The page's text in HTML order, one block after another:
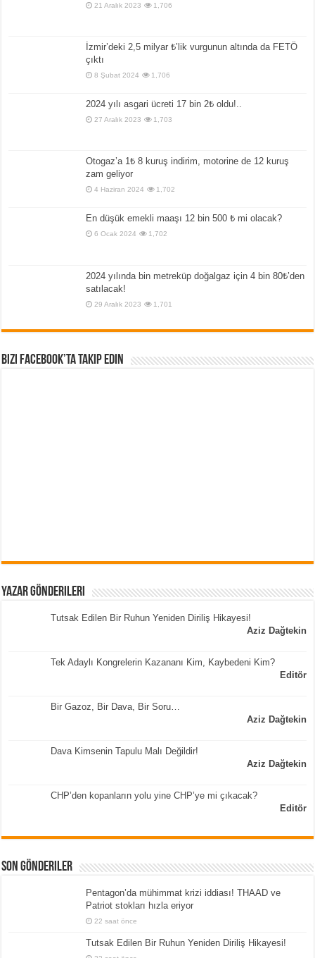
21 Aralık 2023 1,706
İzmir’deki 2,5 milyar ₺’lik vurgunun altında da FETÖ
çıktı
8 Şubat 2024 1,706
2024 yılı asgari ücreti 17 bin 2₺ oldu!..
27 Aralık 2023 1,703
Otogaz’a 1₺ 8 kuruş indirim, motorine de 12 kuruş
zam geliyor
4 Haziran 2024 1,702
En düşük emekli maaşı 12 bin 500 ₺ mi olacak?
6 Ocak 2024 1,702
2024 yılında bin metreküp doğalgaz için 4 bin 80₺’den
satılacak!
29 Aralık 2023 1,701
Bizi Facebook’ta Takip Edin
Yazar Gönderileri
Tutsak Edilen Bir Ruhun Yeniden Diriliş Hikayesi!
Aziz Dağtekin
Tek Adaylı Kongrelerin Kazananı Kim, Kaybedeni Kim?
Editör
Bir Gazoz, Bir Dava, Bir Soru…
Aziz Dağtekin
Dava Kimsenin Tapulu Malı Değildir!
Aziz Dağtekin
CHP’den kopanların yolu yine CHP’ye mi çıkacak?
Editör
Son Gönderiler
Pentagon’da mühimmat krizi iddiası! THAAD ve
Patriot stokları hızla eriyor
22 saat önce
Tutsak Edilen Bir Ruhun Yeniden Diriliş Hikayesi!